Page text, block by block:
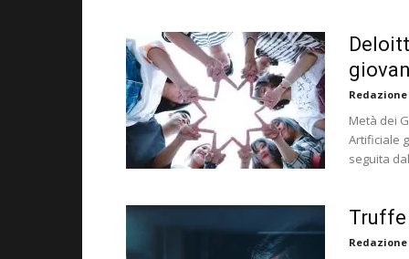
Metà dei
Artificiale
seguita
Truffe